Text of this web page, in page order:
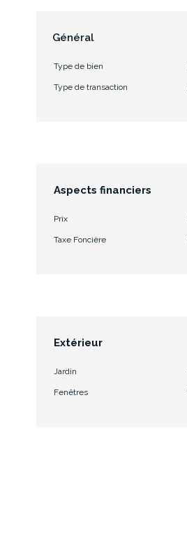
Général
Type de bien
Type de transaction
Aspects financiers
Prix
Taxe Foncière
Extérieur
Jardin
Fenêtres